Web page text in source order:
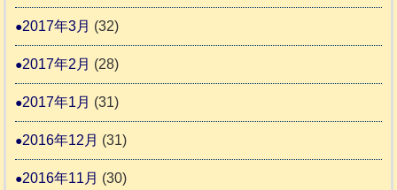
2017年3月 (32)
2017年2月 (28)
2017年1月 (31)
2016年12月 (31)
2016年11月 (30)